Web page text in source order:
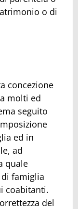
o di
concezione
molti ed
seguito
ed in
ad
quale
famiglia
coabitanti.
del